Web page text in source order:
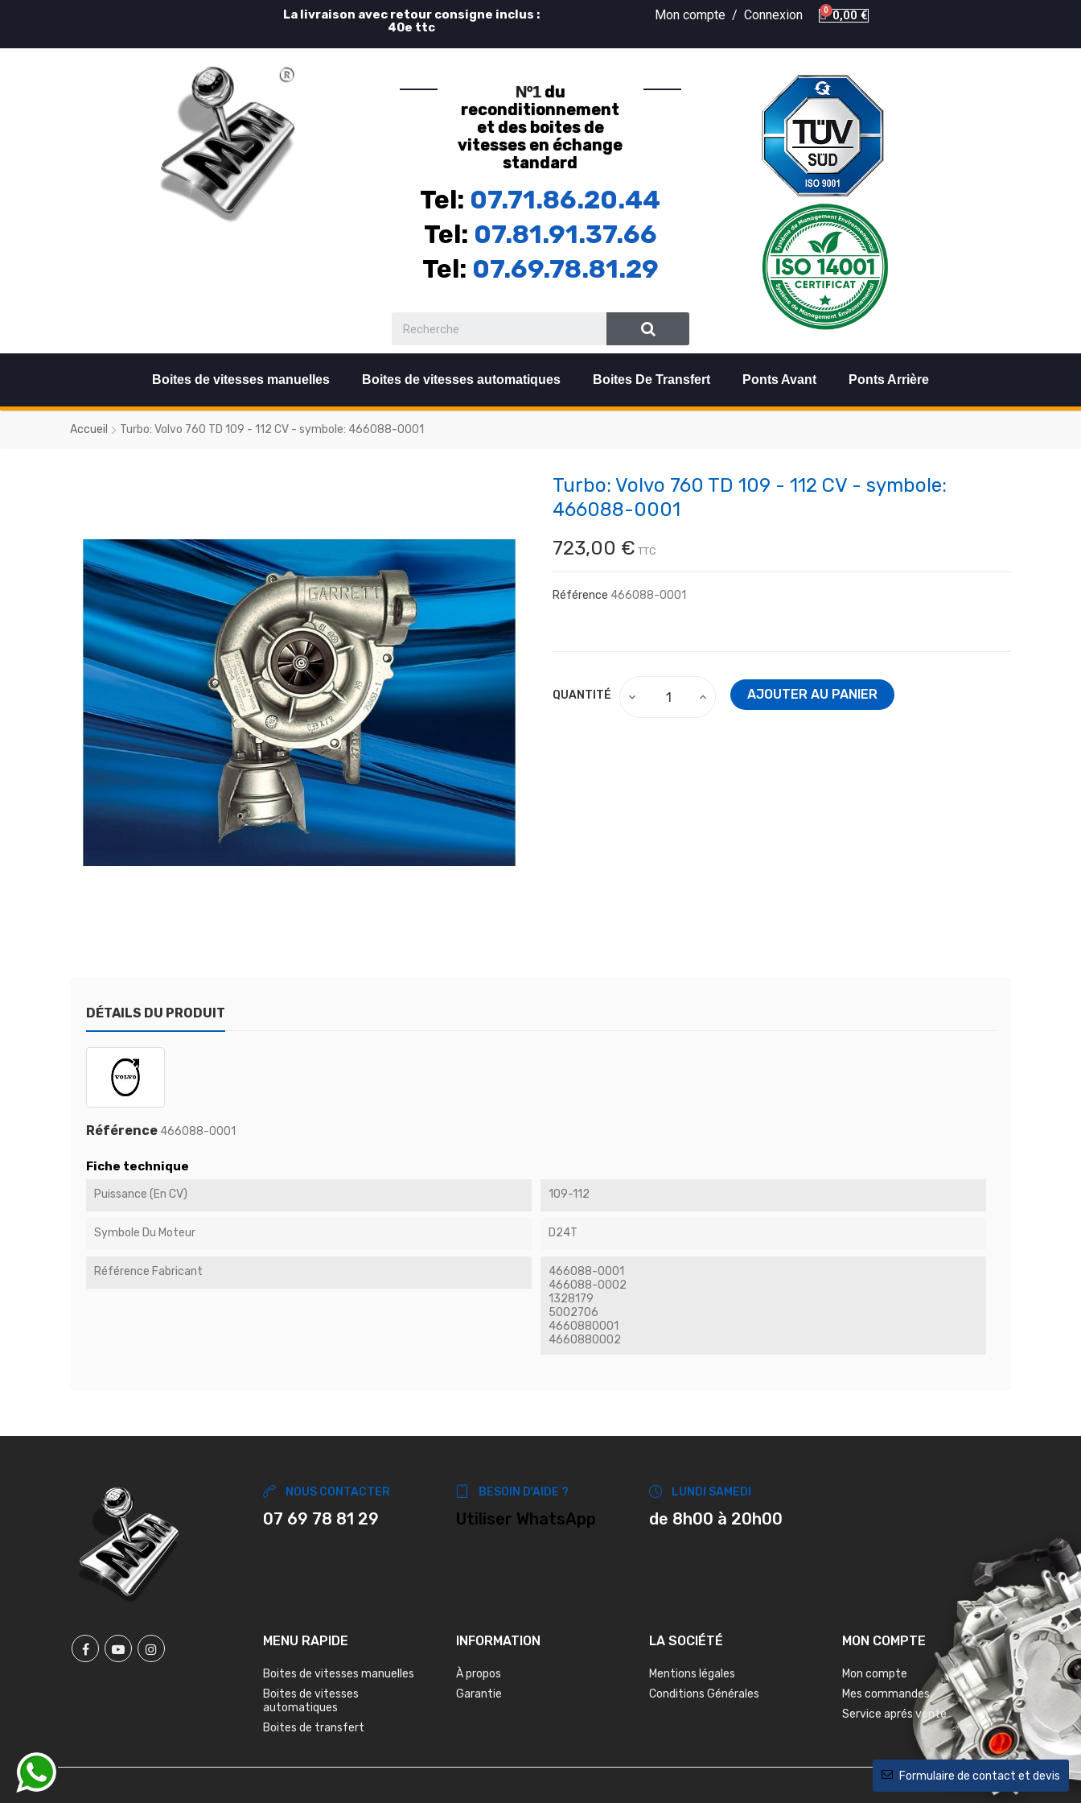
La livraison avec retour consigne inclus :
40e ttc
Mon compte / Connexion 0,00 €
Nº1du
reconditionnement
et des boites de
vitesses en échange
standard
Tel: 07.71.86.20.44
Tel: 07.81.91.37.66
Tel: 07.69.78.81.29
Boites de vitesses manuelles Boites de vitesses automatiques Boites De Transfert Ponts Avant Ponts Arrière
Accueil Turbo: Volvo 760 TD 109 - 112 CV - symbole: 466088-0001
Turbo: Volvo 760 TD 109 - 112 CV - symbole:
466088-0001
723,00 € TTC
Référence 466088-0001
QUANTITÉ AJOUTER AU PANIER
DÉTAILS DU PRODUIT
Référence 466088-0001
Fiche technique
Puissance (en CV) 109-112
Symbole Du Moteur D24T
Référence Fabricant
466088-0001
466088-0002
1328179
5002706
4660880001
4660880002
NOUS CONTACTER
07 69 78 81 29
BESOIN D'AIDE ?
Utiliser WhatsApp
LUNDI SAMEDI
de 8h00 à 20h00
MENU RAPIDE
Boites de vitesses manuelles
Boites de vitesses
automatiques
Boites de transfert
INFORMATION
À propos
Garantie
LA SOCIÉTÉ
Mentions légales
Conditions Générales
MON COMPTE
Mon compte
Mes commandes
Service aprés vente
Formulaire de contact et devis